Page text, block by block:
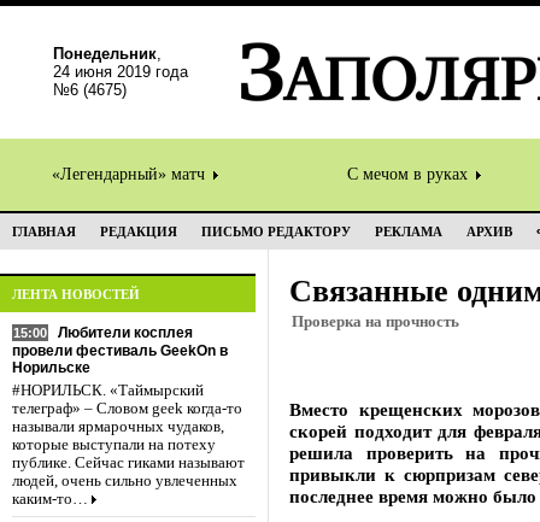
Понедельник,
24 июня 2019 года
№6 (4675)
«Легендарный» матч С мечом в руках
ГЛАВНАЯ РЕДАКЦИЯ ПИСЬМО РЕДАКТОРУ РЕКЛАМА АРХИВ
ЛЕНТА НОВОСТЕЙ
15:00
Любители косплея
провели фестиваль GeekOn в
Норильске
#НОРИЛЬСК. «Таймырский
телеграф» – Словом geek когда-то
называли ярмарочных чудаков,
которые выступали на потеху
публике. Сейчас гиками называют
людей, очень сильно увлеченных
каким-то…
Связанные
Проверка на прочность
Вместо крещенских
скорей подходит для
решила проверить на
привыкли к сюрпризам
последнее время можно